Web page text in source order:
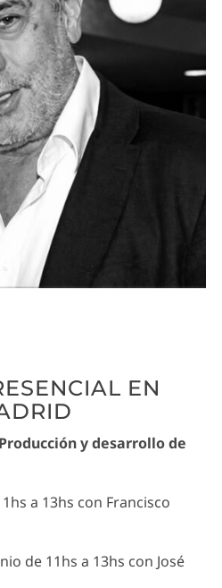
EN
y desarrollo de
a 13hs con Francisco
de 11hs a 13hs con José